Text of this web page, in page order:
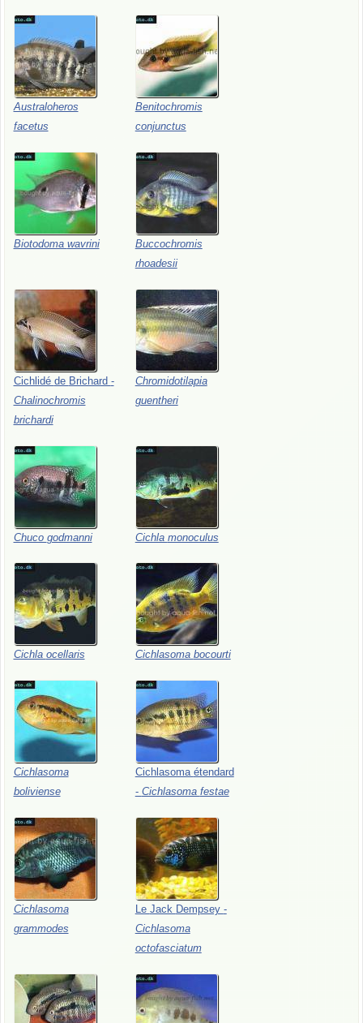
Australoheros
facetus
Benitochromis
conjunctus
Biotodoma wavrini
Buccochromis
rhoadesii
Cichlidé de Brichard -
Chalinochromis
brichardi
Chromidotilapia
guentheri
Chuco godmanni Cichla monoculus
Cichla ocellaris Cichlasoma bocourti
Cichlasoma
boliviense
Cichlasoma étendard
- Cichlasoma festae
Cichlasoma
grammodes
Le Jack Dempsey -
Cichlasoma
octofasciatum